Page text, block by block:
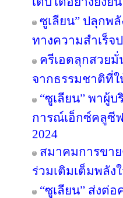
ซูเลียน” ปลุกพ
ทางความสำเร็จ
ครีเอตลุกสวย
จากธรรมชาติที่
“ซูเลียน” พาผู้
การณ์เอ็กซ์คลูซีฟ
2024
สมาคมการขา
ร่วมเติมเต็มพลัง
“ซูเลียน” ส่งต่